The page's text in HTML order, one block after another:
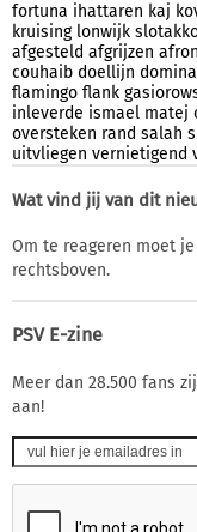
fortuna ihattaren kaj
kruising lonwijk
afgesteld afgrijzen
couhaib doellijn
flamingo flank
inleverde ismael matej
oversteken rand salah
uitvliegen vernietigend
Wat vind jij van dit
Om te reageren moet
rechtsboven.
PSV E-zine
Meer dan 28.500 fans
aan!